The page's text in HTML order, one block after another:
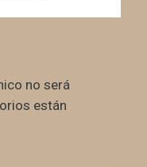
no será
están